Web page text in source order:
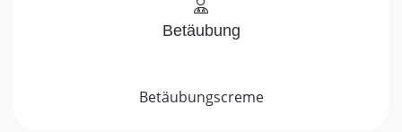
Betäubung
Betäubungscreme